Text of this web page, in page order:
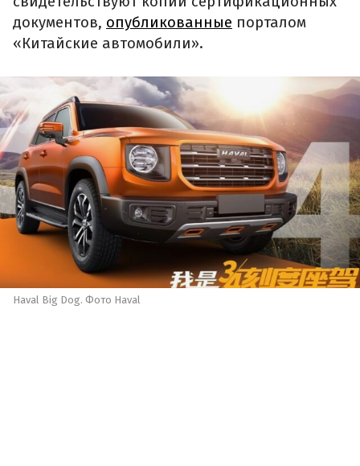
документов, опубликованные порталом
«Китайские автомобили».
Haval Big Dog. Фото Haval